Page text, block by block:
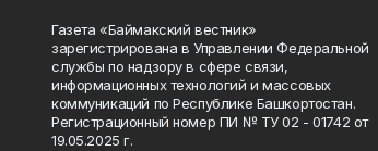
Газета «Баймакский вестник»
зарегистрирована в Управлении Федеральной
службы по надзору в сфере связи,
информационных технологий и массовых
коммуникаций по Республике Башкортостан.
Регистрационный номер ПИ № ТУ 02 - 01742 от
19.05.2025 г.